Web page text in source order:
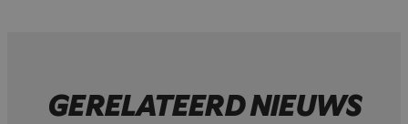
GERELATEERD NIEUWS